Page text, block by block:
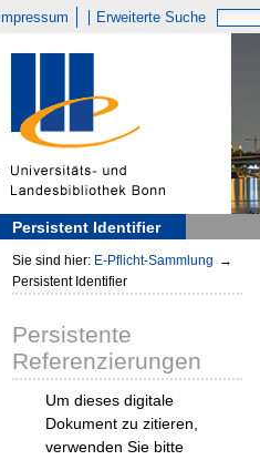
Impressum Erweiterte Suche
Persistent Identifier
Sie sind hier: E-Pflicht-Sammlung →
Persistent Identifier
Persistente
Referenzierungen
Um dieses digitale
Dokument zu zitieren,
verwenden Sie bitte